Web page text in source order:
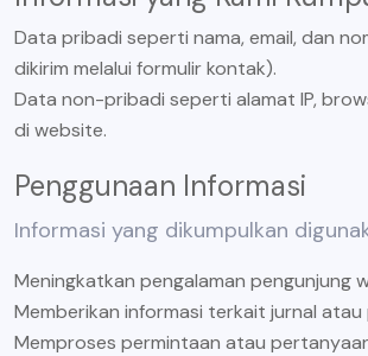
Data pribadi seperti nama, email, dan
dikirim melalui formulir kontak).
Data non-pribadi seperti alamat IP,
di website.
Penggunaan Informasi
Informasi yang dikumpulkan
Meningkatkan pengalaman pengunjung
Memberikan informasi terkait jurnal atau
Memproses permintaan atau